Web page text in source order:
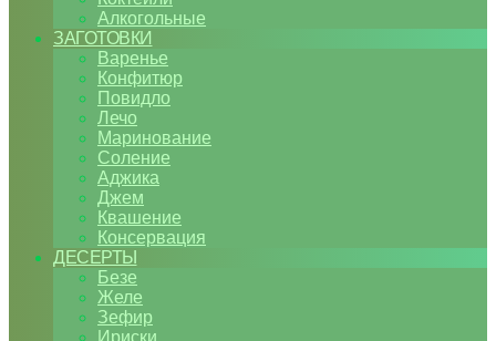
Алкогольные
ЗАГОТОВКИ
Варенье
Конфитюр
Повидло
Лечо
Маринование
Соление
Аджика
Джем
Квашение
Консервация
ДЕСЕРТЫ
Безе
Желе
Зефир
Ириски